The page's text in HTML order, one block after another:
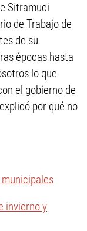
Sitramuci
de Trabajo de
de su
épocas hasta
lo que
el gobierno de
por qué no
invierno y